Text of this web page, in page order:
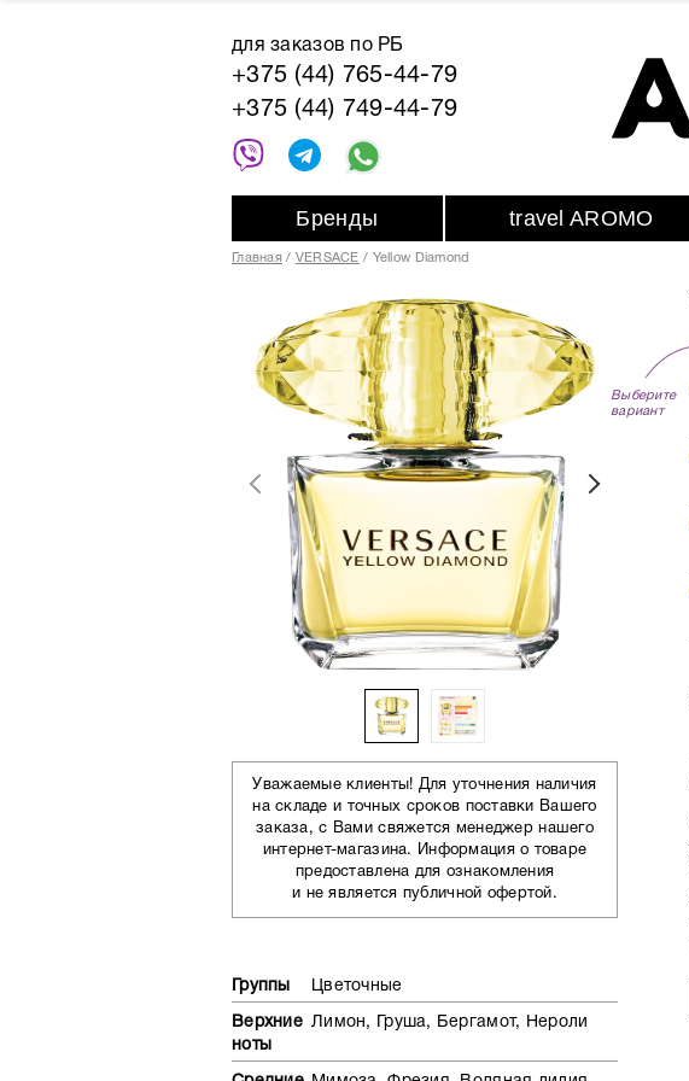
для заказов по РБ
+375 (44) 765-44-79
+375 (44) 749-44-79
Бренды travel AROMO
Главная VERSACE Yellow Diamond
Уважаемые клиенты! Для уточнения наличия
на складе и точных сроков поставки Вашего
заказа, с Вами свяжется менеджер нашего
интернет-магазина. Информация о товаре
предоставлена для ознакомления
и не является публичной офертой.
Группы Цветочные
Верхние
ноты
Лимон, Груша, Бергамот, Нероли
Выберите
вариант